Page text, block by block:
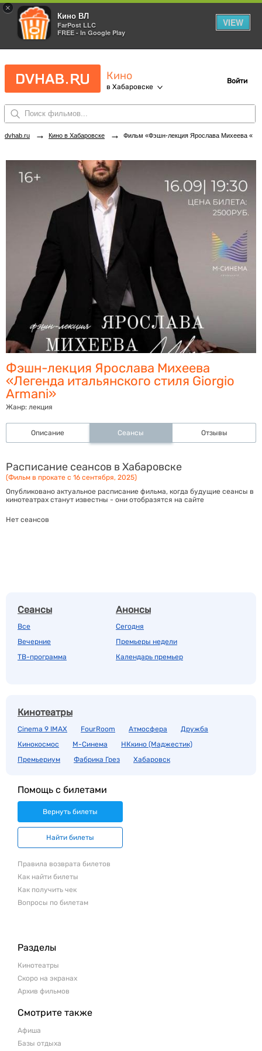
×
Кино ВЛ
FarPost LLC
FREE - In Google Play
VIEW
Кино
в Хабаровске
Войти
dvhab.ru → Кино в Хабаровске → Фильм «Фэшн-лекция Ярослава Михеева «Легенда итальянского стиля Giorgio Armani»» в кинотеатрах Хабаровска. Купить билеты!
Фэшн-лекция Ярослава Михеева
«Легенда итальянского стиля Giorgio
Armani»
Жанр: лекция
Описание Сеансы Отзывы
Расписание сеансов в Хабаровске
(Фильм в прокате с 16 сентября, 2025)
Опубликовано актуальное расписание фильма, когда будущие сеансы в
кинотеатрах станут известны - они отобразятся на сайте
Нет сеансов
Сеансы
Все
Вечерние
ТВ-программа
Анонсы
Сегодня
Премьеры недели
Календарь премьер
Кинотеатры
Cinema 9 IMAX FourRoom Атмосфера
Дружба
Кинокосмос
М-Синема
НКкино (Маджестик)
Премьериум
Фабрика Грез Хабаровск
Помощь с билетами
Вернуть билеты
Найти билеты
Правила возврата билетов
Как найти билеты
Как получить чек
Вопросы по билетам
Разделы
Кинотеатры
Скоро на экранах
Архив фильмов
Смотрите также
Афиша
Базы отдыха